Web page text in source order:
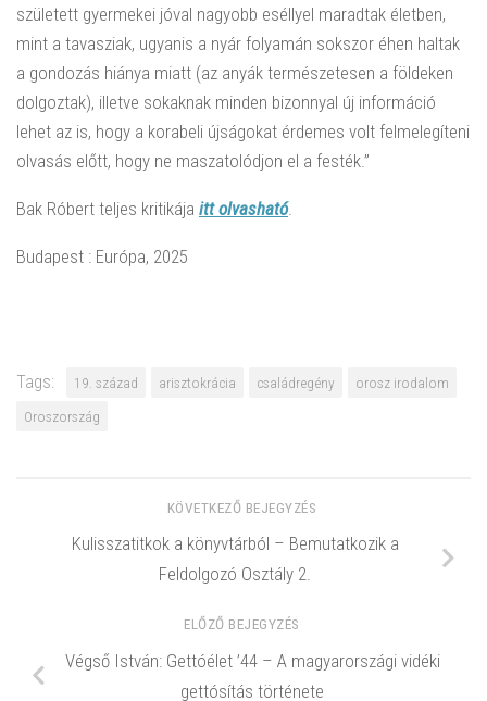
született gyermekei jóval nagyobb eséllyel maradtak életben,
mint a tavasziak, ugyanis a nyár folyamán sokszor éhen haltak
a gondozás hiánya miatt (az anyák természetesen a földeken
dolgoztak), illetve sokaknak minden bizonnyal új információ
lehet az is, hogy a korabeli újságokat érdemes volt felmelegíteni
olvasás előtt, hogy ne maszatolódjon el a festék.”
Bak Róbert teljes kritikája itt olvasható.
Budapest : Európa, 2025
Tags: 19. század arisztokrácia családregény
orosz irodalom
Oroszország
KÖVETKEZŐ BEJEGYZÉS
Kulisszatitkok a könyvtárból – Bemutatkozik a
Feldolgozó Osztály 2.
ELŐZŐ BEJEGYZÉS
Végső István: Gettóélet ’44 – A magyarországi vidéki
gettósítás története